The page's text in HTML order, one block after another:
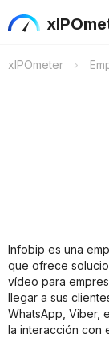
xIPOmeter
Infobip es una
que ofrece
vídeo para
llegar a sus
WhatsApp, Viber,
la interacción con